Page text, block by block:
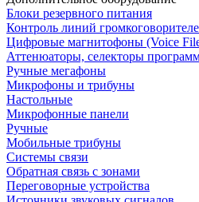
Блоки резервного питания
Контроль линий
Цифровые магнитофоны (Voice
Аттенюаторы, селекторы
Ручные мегафоны
Микрофоны и трибуны
Настольные
Микрофонные панели
Ручные
Мобильные трибуны
Системы связи
Обратная связь с зонами
Переговорные устройства